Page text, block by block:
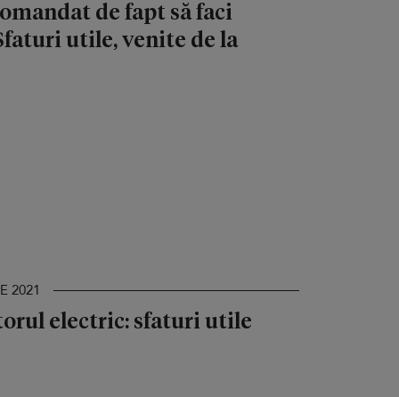
de fapt să faci
utile, venite de la
2021
electric: sfaturi utile